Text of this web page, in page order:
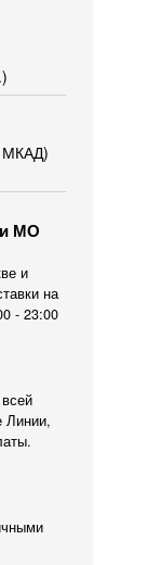
МКАД)
и МО
и
на
- 23:00
Линии,